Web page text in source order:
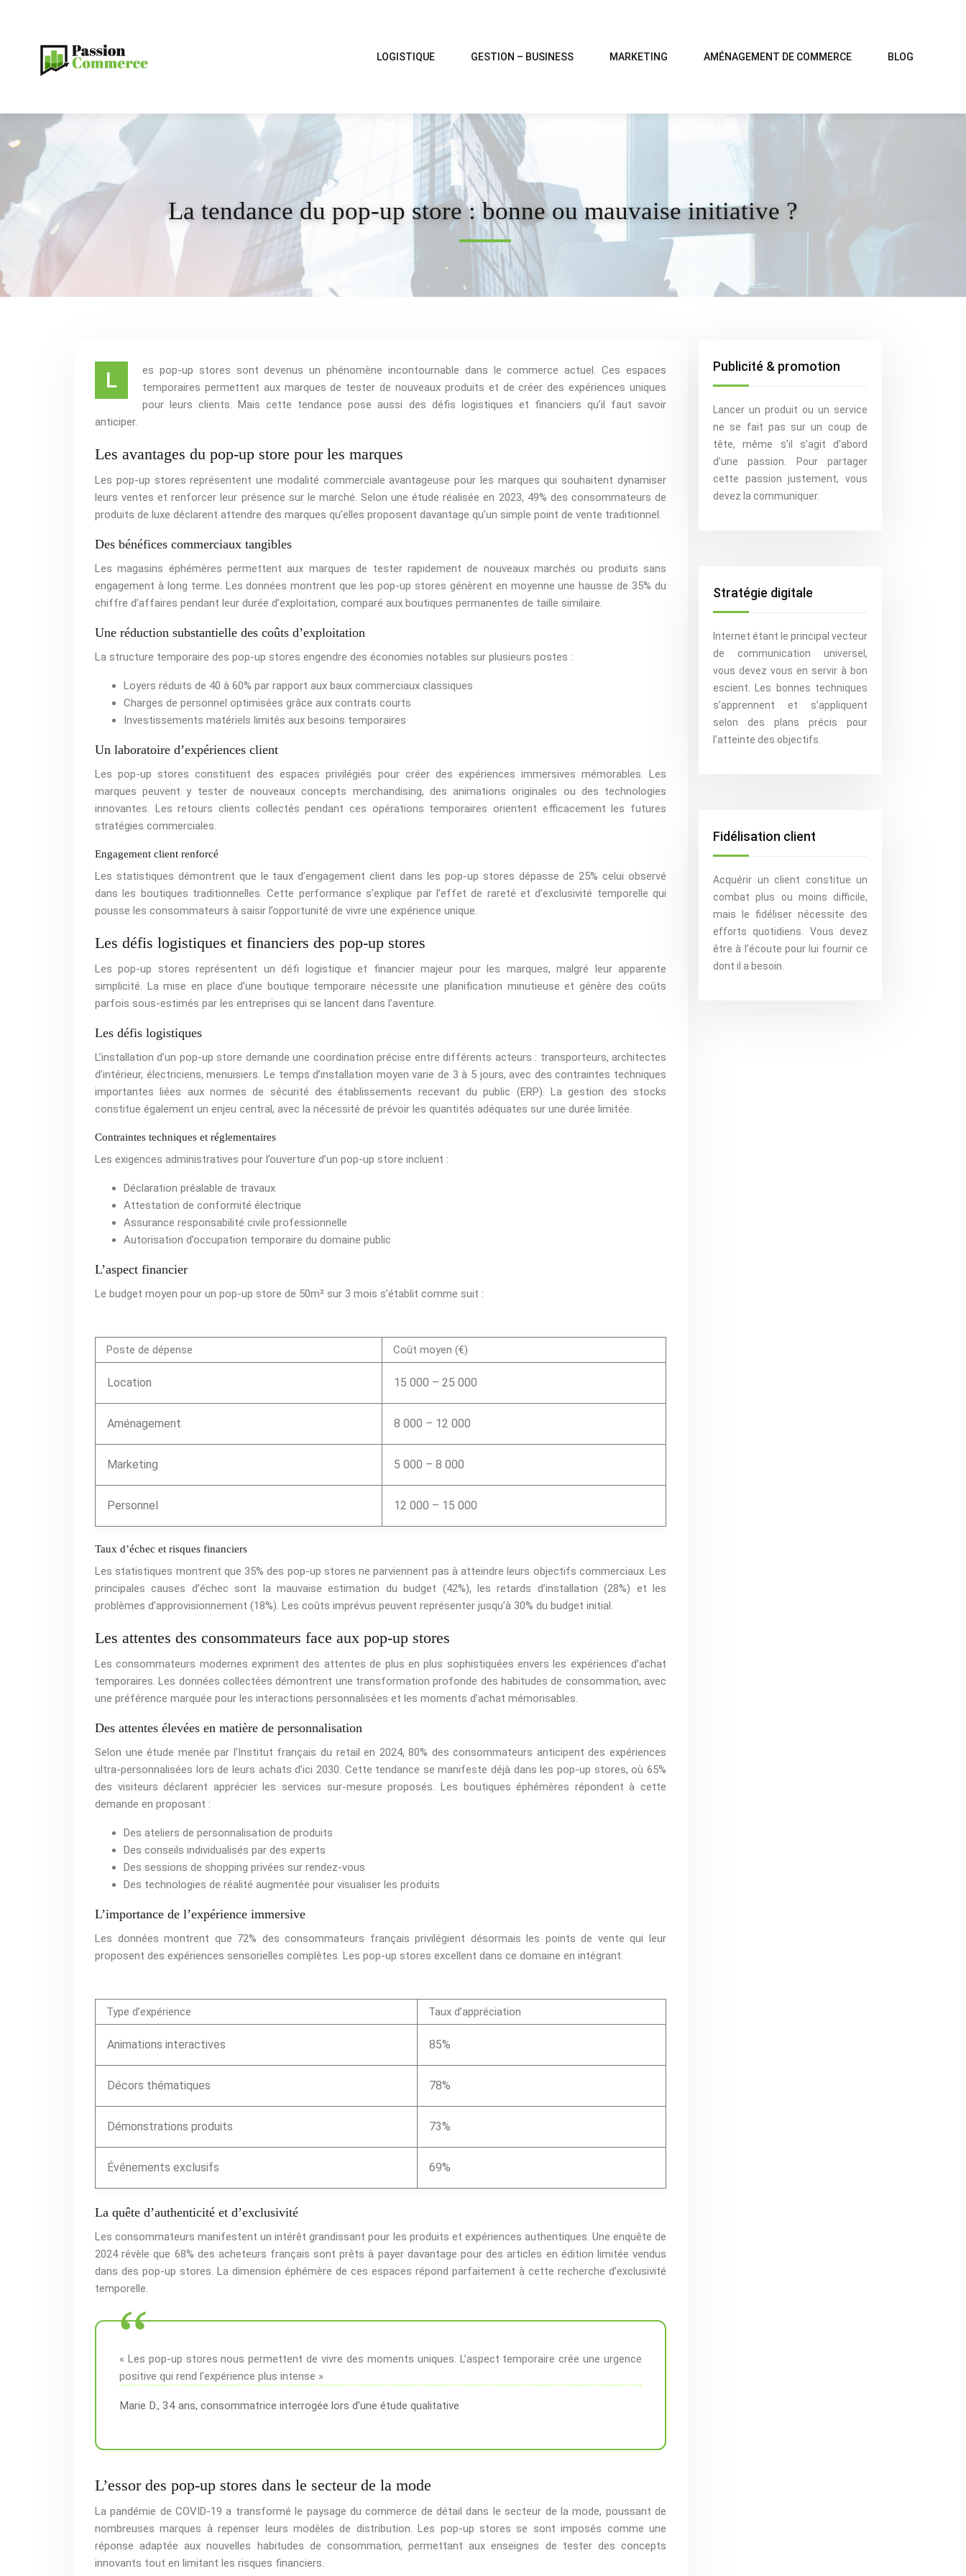
LOGISTIQUE GESTION – BUSINESS MARKETING AMÉNAGEMENT DE COMMERCE BLOG
La tendance du pop-up store : bonne ou mauvaise initiative ?
L
es pop-up stores sont devenus un phénomène incontournable dans le commerce actuel. Ces espaces
temporaires permettent aux marques de tester de nouveaux produits et de créer des expériences uniques
pour leurs clients. Mais cette tendance pose aussi des défis logistiques et financiers qu’il faut savoir
anticiper.
Les avantages du pop-up store pour les marques
Les pop-up stores représentent une modalité commerciale avantageuse pour les marques qui souhaitent dynamiser
leurs ventes et renforcer leur présence sur le marché. Selon une étude réalisée en 2023, 49% des consommateurs de
produits de luxe déclarent attendre des marques qu’elles proposent davantage qu’un simple point de vente traditionnel.
Des bénéfices commerciaux tangibles
Les magasins éphémères permettent aux marques de tester rapidement de nouveaux marchés ou produits sans
engagement à long terme. Les données montrent que les pop-up stores génèrent en moyenne une hausse de 35% du
chiffre d’affaires pendant leur durée d’exploitation, comparé aux boutiques permanentes de taille similaire.
Une réduction substantielle des coûts d’exploitation
La structure temporaire des pop-up stores engendre des économies notables sur plusieurs postes :
Loyers réduits de 40 à 60% par rapport aux baux commerciaux classiques
Charges de personnel optimisées grâce aux contrats courts
Investissements matériels limités aux besoins temporaires
Un laboratoire d’expériences client
Les pop-up stores constituent des espaces privilégiés pour créer des expériences immersives mémorables. Les
marques peuvent y tester de nouveaux concepts merchandising, des animations originales ou des technologies
innovantes. Les retours clients collectés pendant ces opérations temporaires orientent efficacement les futures
stratégies commerciales.
Engagement client renforcé
Les statistiques démontrent que le taux d’engagement client dans les pop-up stores dépasse de 25% celui observé
dans les boutiques traditionnelles. Cette performance s’explique par l’effet de rareté et d’exclusivité temporelle qui
pousse les consommateurs à saisir l’opportunité de vivre une expérience unique.
Les défis logistiques et financiers des pop-up stores
Les pop-up stores représentent un défi logistique et financier majeur pour les marques, malgré leur apparente
simplicité. La mise en place d’une boutique temporaire nécessite une planification minutieuse et génère des coûts
parfois sous-estimés par les entreprises qui se lancent dans l’aventure.
Les défis logistiques
L’installation d’un pop-up store demande une coordination précise entre différents acteurs : transporteurs, architectes
d’intérieur, électriciens, menuisiers. Le temps d’installation moyen varie de 3 à 5 jours, avec des contraintes techniques
importantes liées aux normes de sécurité des établissements recevant du public (ERP). La gestion des stocks
constitue également un enjeu central, avec la nécessité de prévoir les quantités adéquates sur une durée limitée.
Contraintes techniques et réglementaires
Les exigences administratives pour l’ouverture d’un pop-up store incluent :
Déclaration préalable de travaux
Attestation de conformité électrique
Assurance responsabilité civile professionnelle
Autorisation d’occupation temporaire du domaine public
L’aspect financier
Le budget moyen pour un pop-up store de 50m² sur 3 mois s’établit comme suit :
Poste de dépense Coût moyen (€)
Location 15 000 – 25 000
Aménagement 8 000 – 12 000
Marketing 5 000 – 8 000
Personnel 12 000 – 15 000
Taux d’échec et risques financiers
Les statistiques montrent que 35% des pop-up stores ne parviennent pas à atteindre leurs objectifs commerciaux. Les
principales causes d’échec sont la mauvaise estimation du budget (42%), les retards d’installation (28%) et les
problèmes d’approvisionnement (18%). Les coûts imprévus peuvent représenter jusqu’à 30% du budget initial.
Les attentes des consommateurs face aux pop-up stores
Les consommateurs modernes expriment des attentes de plus en plus sophistiquées envers les expériences d’achat
temporaires. Les données collectées démontrent une transformation profonde des habitudes de consommation, avec
une préférence marquée pour les interactions personnalisées et les moments d’achat mémorisables.
Des attentes élevées en matière de personnalisation
Selon une étude menée par l’Institut français du retail en 2024, 80% des consommateurs anticipent des expériences
ultra-personnalisées lors de leurs achats d’ici 2030. Cette tendance se manifeste déjà dans les pop-up stores, où 65%
des visiteurs déclarent apprécier les services sur-mesure proposés. Les boutiques éphémères répondent à cette
demande en proposant :
Des ateliers de personnalisation de produits
Des conseils individualisés par des experts
Des sessions de shopping privées sur rendez-vous
Des technologies de réalité augmentée pour visualiser les produits
L’importance de l’expérience immersive
Les données montrent que 72% des consommateurs français privilégient désormais les points de vente qui leur
proposent des expériences sensorielles complètes. Les pop-up stores excellent dans ce domaine en intégrant:
Type d’expérience Taux d’appréciation
Animations interactives 85%
Décors thématiques 78%
Démonstrations produits 73%
Événements exclusifs 69%
La quête d’authenticité et d’exclusivité
Les consommateurs manifestent un intérêt grandissant pour les produits et expériences authentiques. Une enquête de
2024 révèle que 68% des acheteurs français sont prêts à payer davantage pour des articles en édition limitée vendus
dans des pop-up stores. La dimension éphémère de ces espaces répond parfaitement à cette recherche d’exclusivité
temporelle.
« Les pop-up stores nous permettent de vivre des moments uniques. L’aspect temporaire crée une urgence
positive qui rend l’expérience plus intense »
Marie D., 34 ans, consommatrice interrogée lors d’une étude qualitative
L’essor des pop-up stores dans le secteur de la mode
La pandémie de COVID-19 a transformé le paysage du commerce de détail dans le secteur de la mode, poussant de
nombreuses marques à repenser leurs modèles de distribution. Les pop-up stores se sont imposés comme une
réponse adaptée aux nouvelles habitudes de consommation, permettant aux enseignes de tester des concepts
innovants tout en limitant les risques financiers.
Publicité & promotion
Lancer un produit ou un service
ne se fait pas sur un coup de
tête, même s’il s’agit d’abord
d’une passion. Pour partager
cette passion justement, vous
devez la communiquer.
Stratégie digitale
Internet étant le principal vecteur
de communication universel,
vous devez vous en servir à bon
escient. Les bonnes techniques
s’apprennent et s’appliquent
selon des plans précis pour
l’atteinte des objectifs.
Fidélisation client
Acquérir un client constitue un
combat plus ou moins difficile,
mais le fidéliser nécessite des
efforts quotidiens. Vous devez
être à l’écoute pour lui fournir ce
dont il a besoin.